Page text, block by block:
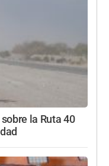
la Ruta 40